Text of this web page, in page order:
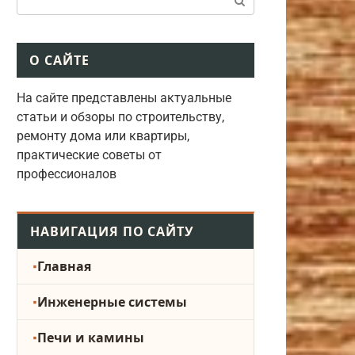
О САЙТЕ
На сайте представлены актуальные
статьи и обзоры по строительству,
ремонту дома или квартиры,
практические советы от
профессионалов
НАВИГАЦИЯ ПО САЙТУ
Главная
Инженерные системы
Печи и камины